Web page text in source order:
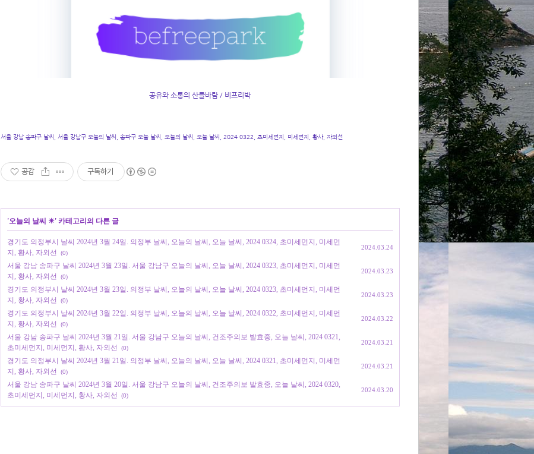
공유와 소통의 산들바람 / 비프리박
서울 강남 송파구 날씨, 서울 강남구 오늘의 날씨, 송파구 오늘 날씨, 오늘의 날씨, 오늘 날씨, 2024 0322, 초미세먼지, 미세먼지, 황사, 자외선
공감 구독하기
'오늘의 날씨 ☀' 카테고리의 다른 글
경기도 의정부시 날씨 2024년 3월 24일. 의정부 날씨, 오늘의 날씨, 오늘 날씨, 2024 0324, 초미세먼지, 미세먼
지, 황사, 자외선
(0)
2024.03.24
서울 강남 송파구 날씨 2024년 3월 23일. 서울 강남구 오늘의 날씨, 오늘 날씨, 2024 0323, 초미세먼지, 미세먼
지, 황사, 자외선
(0)
2024.03.23
경기도 의정부시 날씨 2024년 3월 23일. 의정부 날씨, 오늘의 날씨, 오늘 날씨, 2024 0323, 초미세먼지, 미세먼
지, 황사, 자외선
(0)
2024.03.23
경기도 의정부시 날씨 2024년 3월 22일. 의정부 날씨, 오늘의 날씨, 오늘 날씨, 2024 0322, 초미세먼지, 미세먼
지, 황사, 자외선
(0)
2024.03.22
서울 강남 송파구 날씨 2024년 3월 21일. 서울 강남구 오늘의 날씨, 건조주의보 발효중, 오늘 날씨, 2024 0321,
초미세먼지, 미세먼지, 황사, 자외선
(0)
2024.03.21
경기도 의정부시 날씨 2024년 3월 21일. 의정부 날씨, 오늘의 날씨, 오늘 날씨, 2024 0321, 초미세먼지, 미세먼
지, 황사, 자외선
(0)
2024.03.21
서울 강남 송파구 날씨 2024년 3월 20일. 서울 강남구 오늘의 날씨, 건조주의보 발효중, 오늘 날씨, 2024 0320,
초미세먼지, 미세먼지, 황사, 자외선
(0)
2024.03.20